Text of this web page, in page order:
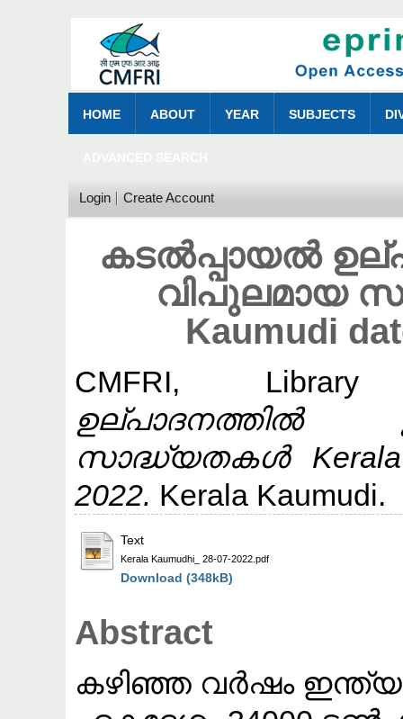
HOME ABOUT YEAR SUBJECTS
Login Create Account
കടൽപ്പായൽ
വിപുലമായ
Kaumudi
CMFRI, Library
ഉല്പാദനത്തിൽ
സാദ്ധ്യതകൾ Kerala
2022. Kerala Kaumudi.
Text
Kerala Kaumudhi_ 28-07-2022.pdf
Download (348kB)
Abstract
കഴിഞ്ഞ വർഷം